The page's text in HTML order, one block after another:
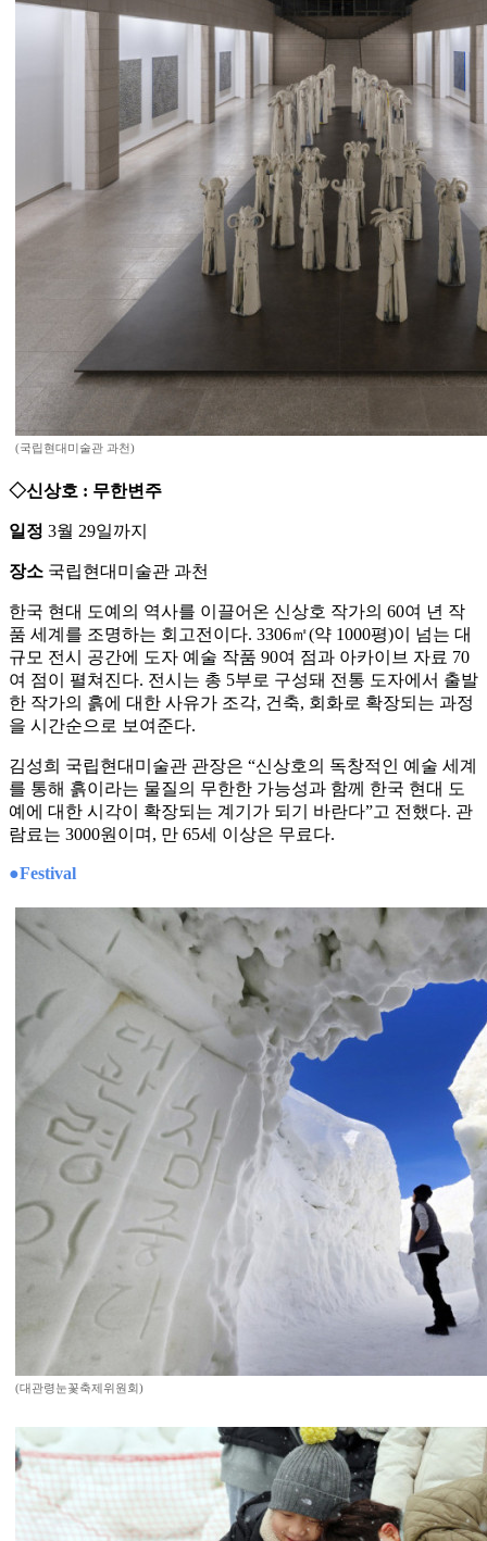
(국립현대미술관 과천)
◇신상호 : 무한변주
일정 3월 29일까지
장소 국립현대미술관 과천
한국 현대 도예의 역사를 이끌어온 신상호 작가의 60여 년 작
품 세계를 조명하는 회고전이다. 3306㎡(약 1000평)이 넘는 대
규모 전시 공간에 도자 예술 작품 90여 점과 아카이브 자료 70
여 점이 펼쳐진다. 전시는 총 5부로 구성돼 전통 도자에서 출발
한 작가의 흙에 대한 사유가 조각, 건축, 회화로 확장되는 과정
을 시간순으로 보여준다.
김성희 국립현대미술관 관장은 “신상호의 독창적인 예술 세계
를 통해 흙이라는 물질의 무한한 가능성과 함께 한국 현대 도
예에 대한 시각이 확장되는 계기가 되기 바란다”고 전했다. 관
람료는 3000원이며, 만 65세 이상은 무료다.
●Festival
(대관령눈꽃축제위원회)